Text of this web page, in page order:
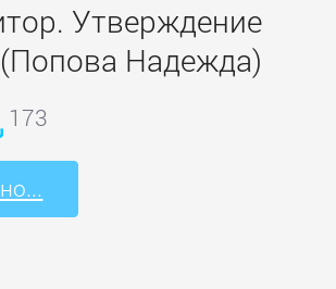
Утверждение
Надежда)
173